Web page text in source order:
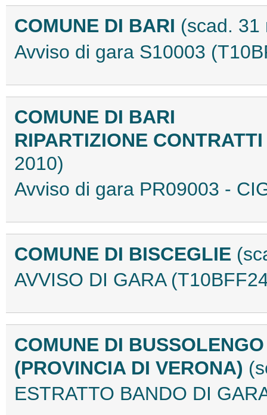
COMUNE DI BARI (scad. 31
Avviso di gara S10003
COMUNE DI BARI
RIPARTIZIONE
2010)
Avviso di gara PR09003 -
COMUNE DI BISCEGLIE
AVVISO DI GARA
COMUNE DI BUSSOLENGO
(PROVINCIA DI VERONA)
ESTRATTO BANDO DI